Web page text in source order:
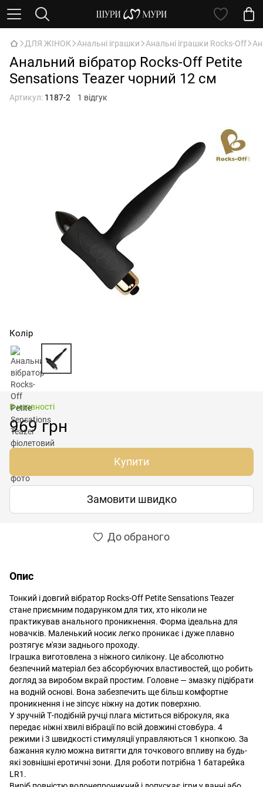
ДЛЯ ЖІНОК Анальні іграшки Анальні іграшки Rocks-Off
Анальний вібратор Rocks-Off Petite
Sensations Teazer чорний 12 см
Артикул: 1187-2 1 відгук
Колір
В наявності
969 грн
Купити
Замовити швидко
До обраного
Опис
Тонкий і довгий вібратор Rocks-Off Petite Sensations Teazer
стане приємним подарунком для тих, хто ніколи не
практикував анального проникнення. Форма ідеальна для
новачків. Маленький носик легко проникає і дуже плавно
розтягує м'язи заднього проходу.
Іграшка виготовлена з ніжного силікону. Це абсолютно
безпечний матеріал без абсорбуючих властивостей, що робить
догляд за виробом вкрай простим. Головне — змазку підібрати
на водній основі. Вона забезпечить ще більш комфортне
проникнення і не зіпсує ніжну на дотик поверхню.
У зручній Т-подібній ручці плага міститься віброкуля, яка
передає ніжні хвилі вібрації по всій довжині стовбура. 4
режими і 3 швидкості стимуляції управляються 1 кнопкою. За
бажання кулю можна витягти для точкового впливу на будь-
які зовнішні еротичні зони. Для роботи потрібна 1 батарейка
LR1.